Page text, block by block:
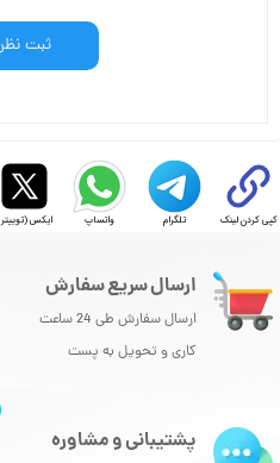
ثبت نظر
کپی کردن لینک تلگرام واتساپ ایکس
ارسال سریع سفارش
ارسال سفارش طی 24 ساعت
کاری و تحویل به پست
پشتیبانی و مشاوره